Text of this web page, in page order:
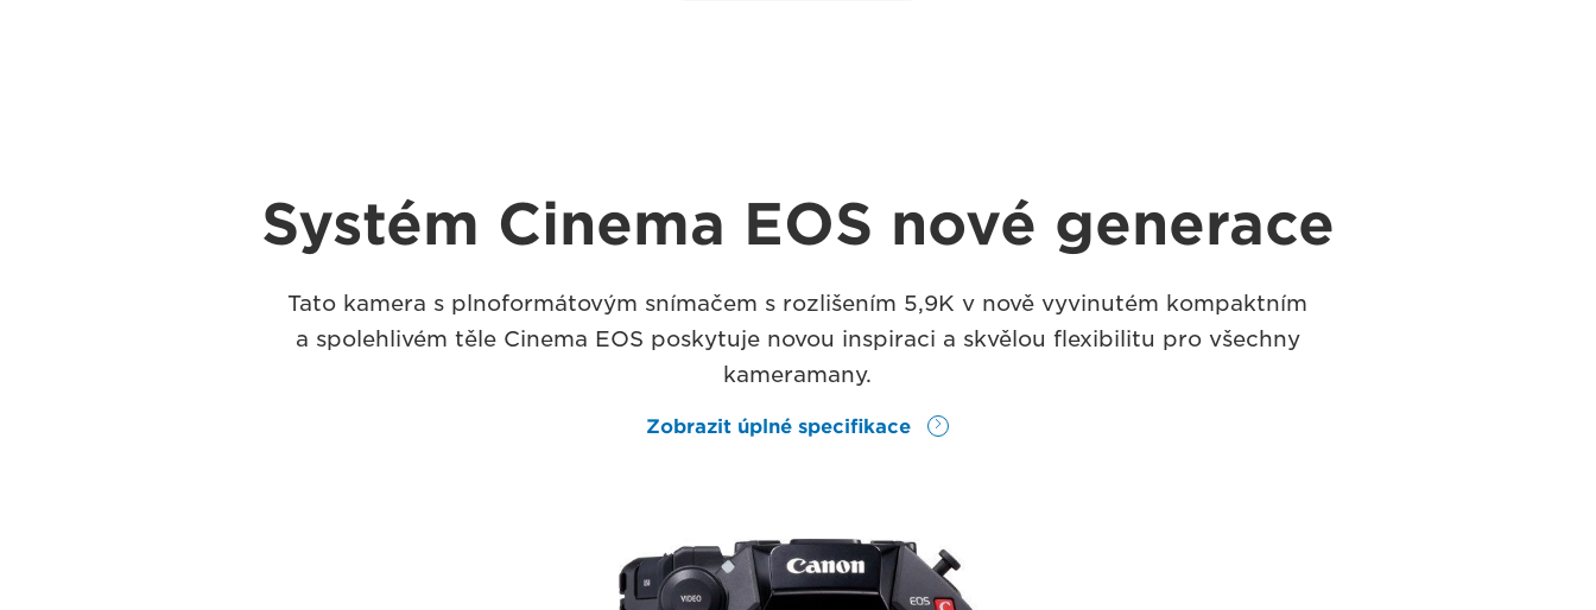
Systém Cinema EOS nové generace
Tato kamera s plnoformátovým snímačem s rozlišením 5,9K v nově vyvinutém kompaktním
a spolehlivém těle Cinema EOS poskytuje novou inspiraci a skvělou flexibilitu pro všechny
kameramany.
Zobrazit úplné specifikace